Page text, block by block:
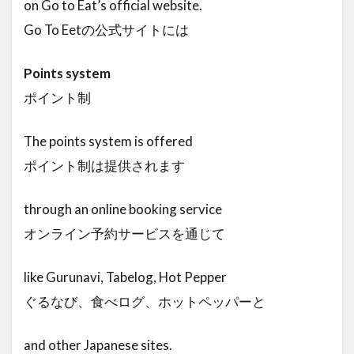
on Go to Eat’s official website.
Go To Eetの公式サイトには
Points system
ポイント制
The points system is offered
ポイント制は提供されます
through an online booking service
オンライン予約サービスを通じて
like Gurunavi, Tabelog, Hot Pepper
ぐるなび、食べログ、ホットペッパーと
and other Japanese sites.